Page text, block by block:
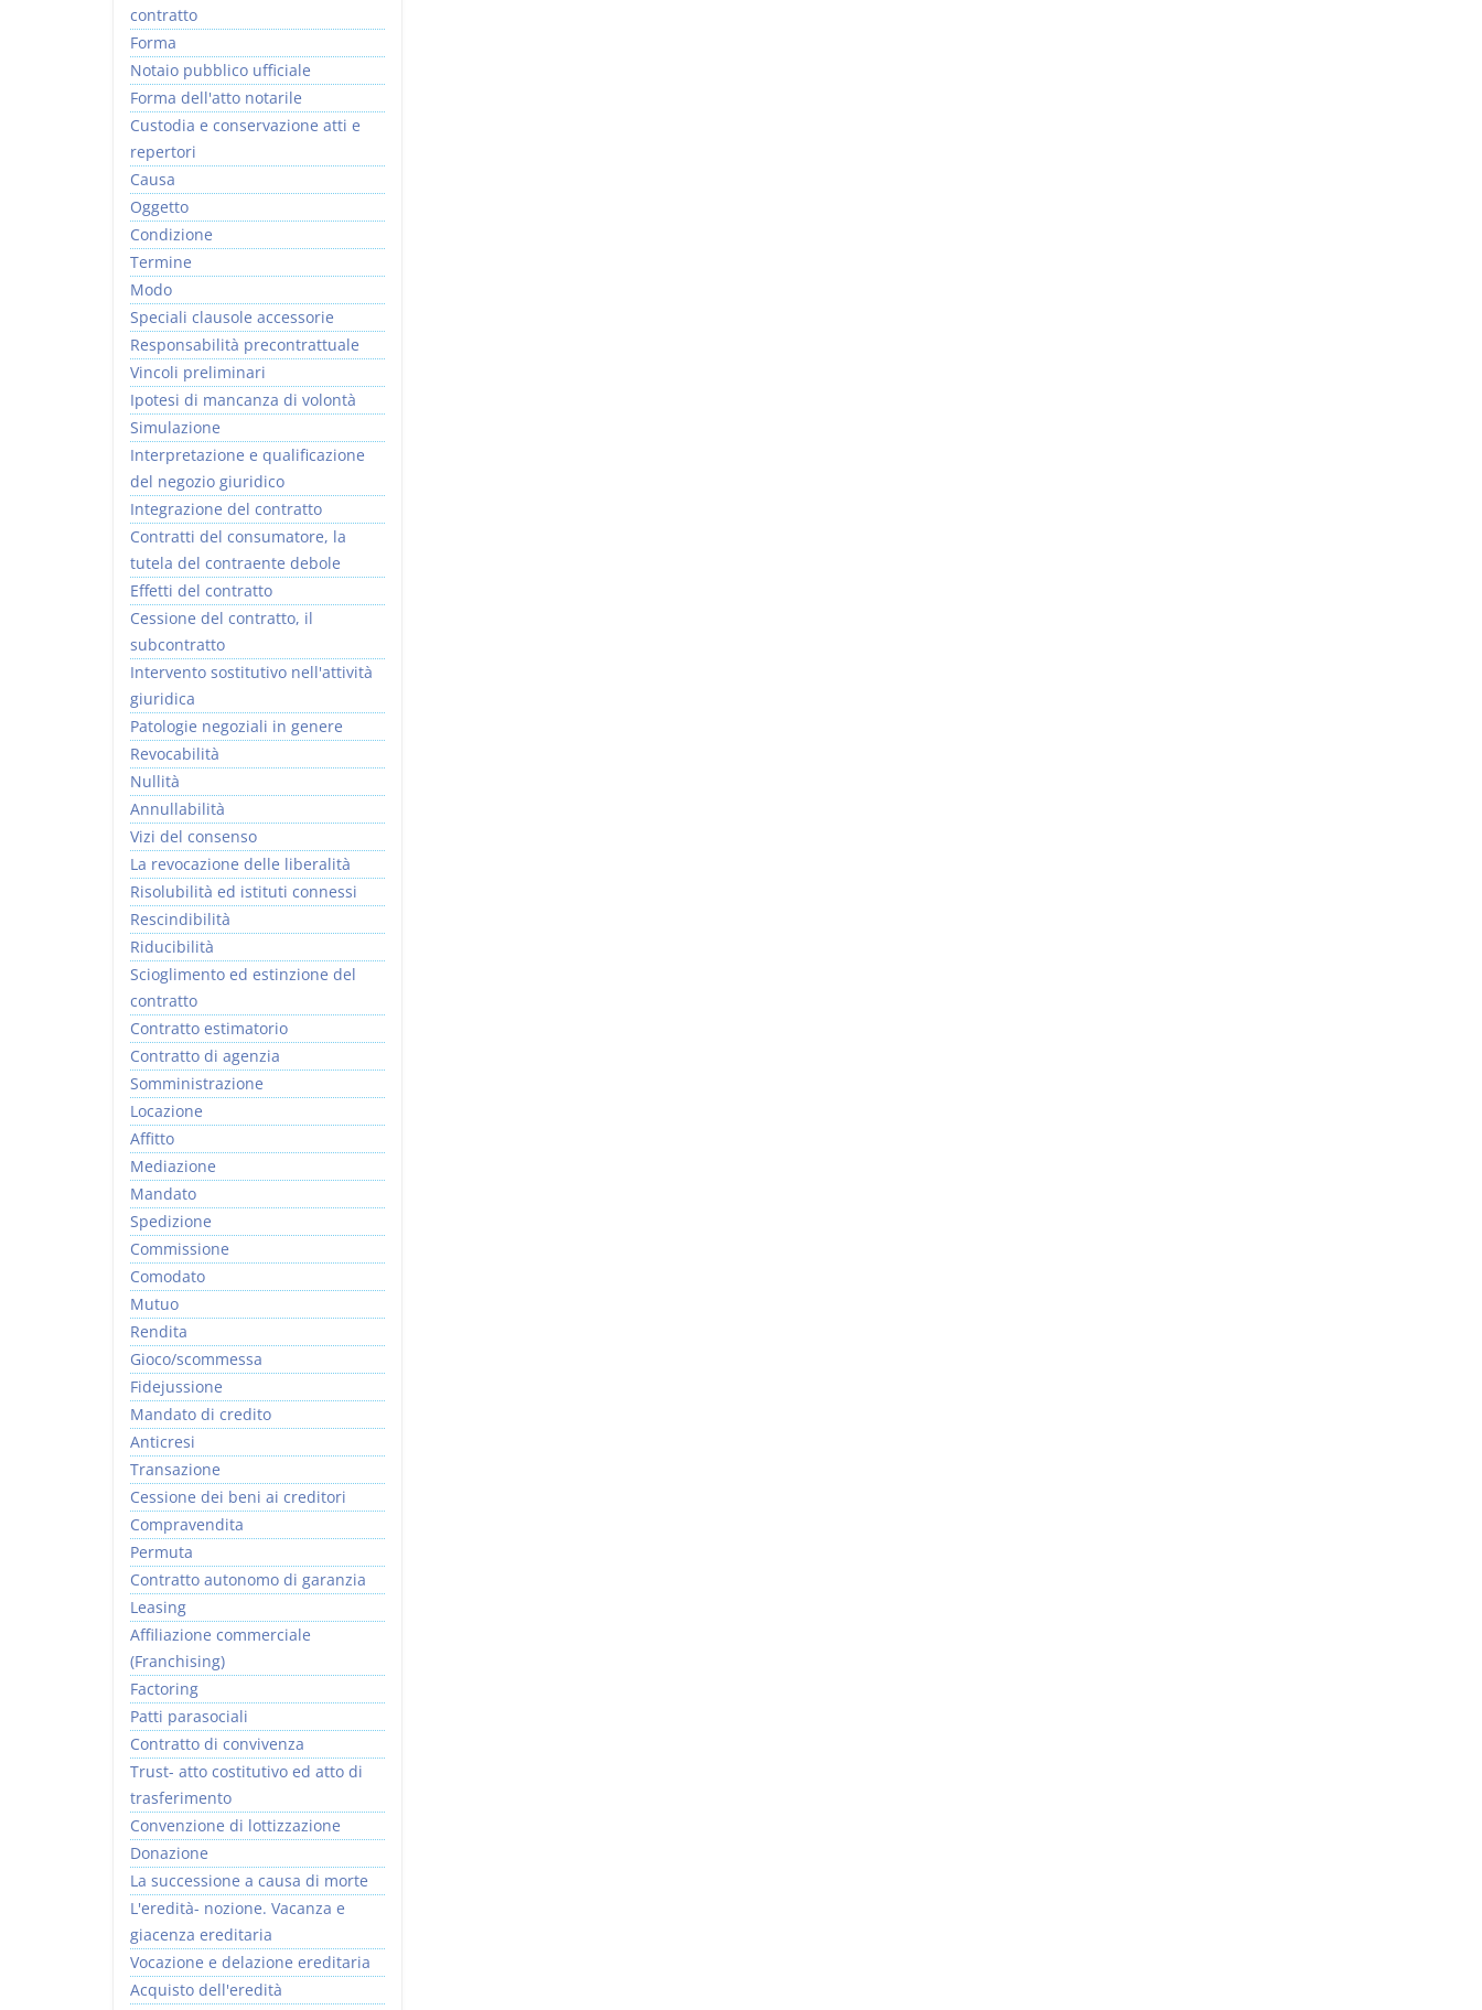
contratto
Forma
Notaio pubblico ufficiale
Forma dell'atto notarile
Custodia e conservazione atti e
repertori
Causa
Oggetto
Condizione
Termine
Modo
Speciali clausole accessorie
Responsabilità precontrattuale
Vincoli preliminari
Ipotesi di mancanza di volontà
Simulazione
Interpretazione e qualificazione
del negozio giuridico
Integrazione del contratto
Contratti del consumatore, la
tutela del contraente debole
Effetti del contratto
Cessione del contratto, il
subcontratto
Intervento sostitutivo nell'attività
giuridica
Patologie negoziali in genere
Revocabilità
Nullità
Annullabilità
Vizi del consenso
La revocazione delle liberalità
Risolubilità ed istituti connessi
Rescindibilità
Riducibilità
Scioglimento ed estinzione del
contratto
Contratto estimatorio
Contratto di agenzia
Somministrazione
Locazione
Affitto
Mediazione
Mandato
Spedizione
Commissione
Comodato
Mutuo
Rendita
Gioco/scommessa
Fidejussione
Mandato di credito
Anticresi
Transazione
Cessione dei beni ai creditori
Compravendita
Permuta
Contratto autonomo di garanzia
Leasing
Affiliazione commerciale
(Franchising)
Factoring
Patti parasociali
Contratto di convivenza
Trust- atto costitutivo ed atto di
trasferimento
Convenzione di lottizzazione
Donazione
La successione a causa di morte
L'eredità- nozione. Vacanza e
giacenza ereditaria
Vocazione e delazione ereditaria
Acquisto dell'eredità